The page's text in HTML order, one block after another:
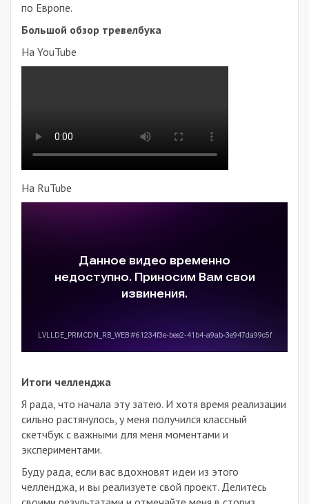
по Европе.
Большой обзор тревелбука
На YouTube
На RuTube
Итоги челленджа
Я рада, что начала эту затею. И хотя время реализации
сильно растянулось, у меня получился классный
скетчбук с важными для меня моментами и
экспериментами.
Буду рада, если вас вдохновят идеи из этого
челленджа, и вы реализуете свой проект. Делитесь